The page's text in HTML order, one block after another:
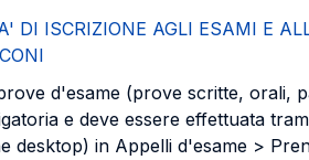
DI ISCRIZIONE AGLI ESAMI E
d'esame (prove scritte, orali,
e deve essere effettuata
desktop) in Appelli d'esame >